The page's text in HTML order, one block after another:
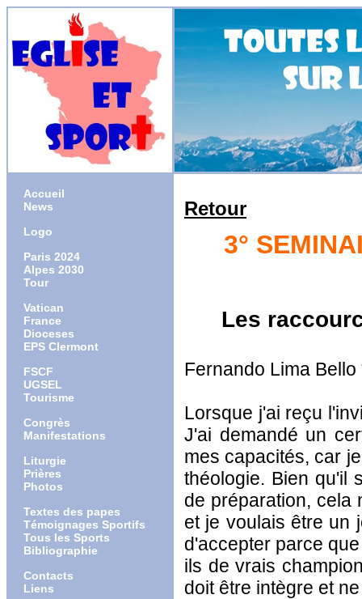
Accueil
News
Logo
Paris 2024
Alpes 2030
Tour
Vatican
France
Dioceses
EPS Clermont
FSCF
UGSEL
Tourisme
Congrès
Manifestations
Liturgie
Prières
Photos
Textes des papes
Témoignages Sportifs
Tous les Sports
Bibliographie
Contacts
Liens
Retour
3°
Les
Fernando Lima Bello
Lorsque j'ai reçu
J'ai demandé un
mes capacités, car
théologie. Bien qu'il
de préparation, cela
et je voulais être un
d'accepter parce
ils de vrais
doit être intègre et